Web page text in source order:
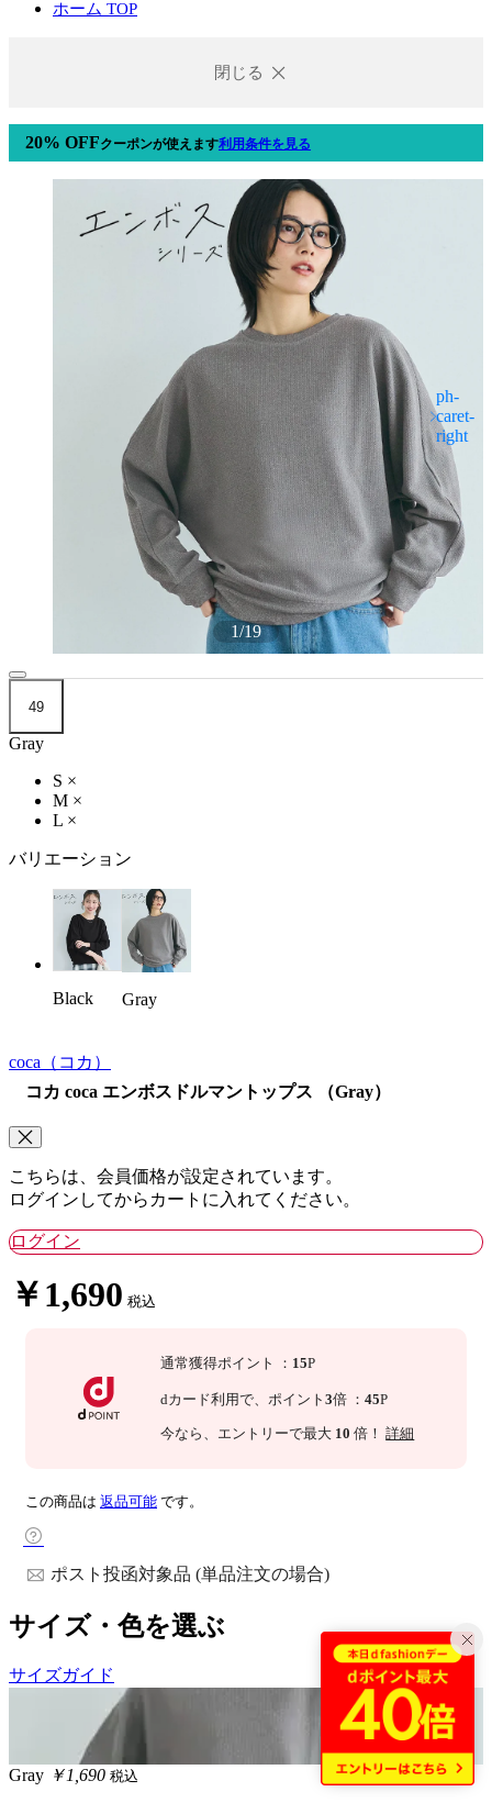
ホーム TOP
閉じる
20% OFFクーポンが使えます利用条件を見る
1/19
49
Gray
S ×
M ×
L ×
バリエーション
Black Gray
coca （コカ）
コカ coca エンボスドルマントップス （Gray）
こちらは、会員価格が設定されています。
ログインしてからカートに入れてください。
ログイン
￥1,690 税込
通常獲得ポイント ： 15P
dカード利用で、 ポイント3倍 ：45P
今なら 、エントリーで最大 10 倍！詳細
この商品は 返品可能 です。
ポスト投函対象品 (単品注文の場合)
サイズ・色を選ぶ
サイズガイド
Gray ￥1,690 税込